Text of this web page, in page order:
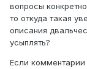
вопросы
то откуда такая
описания
усыплять?
Если